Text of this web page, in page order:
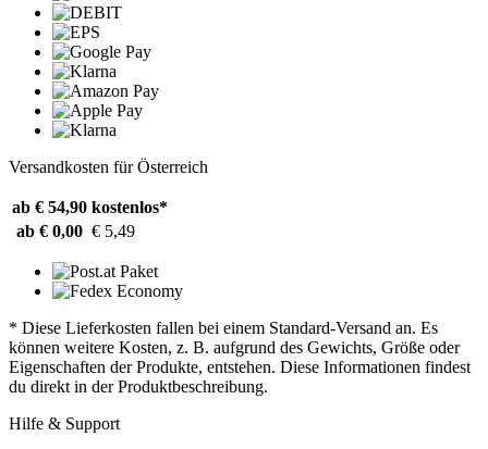
Versandkosten für Österreich
ab € 54,90 kostenlos*
ab € 0,00 € 5,49
* Diese Lieferkosten fallen bei einem Standard-Versand an. Es
können weitere Kosten, z. B. aufgrund des Gewichts, Größe oder
Eigenschaften der Produkte, entstehen. Diese Informationen findest
du direkt in der Produktbeschreibung.
Hilfe & Support